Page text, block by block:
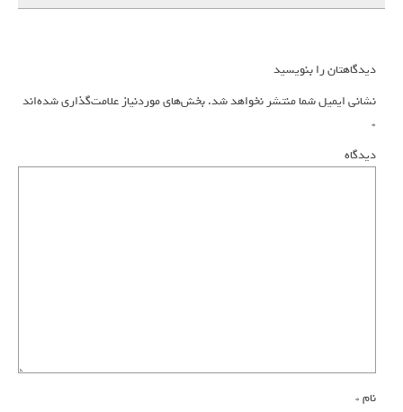
دیدگاهتان را بنویسید
نشانی ایمیل شما منتشر نخواهد شد.بخش‌های موردنیاز علامت‌گذاری شده‌اند
*
دیدگاه
نام*